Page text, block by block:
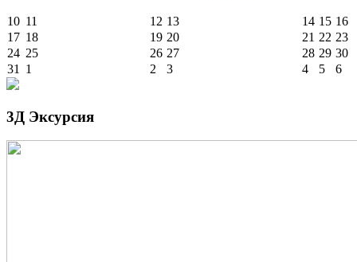
10 11 12 13 14 15 16
17 18 19 20 21 22 23
24 25 26 27 28 29 30
31
1 2 3 4 5 6
3Д Эксурсия